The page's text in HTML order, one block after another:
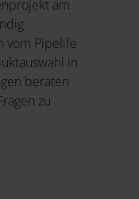
am
vom Pipelife
in
beraten
zu